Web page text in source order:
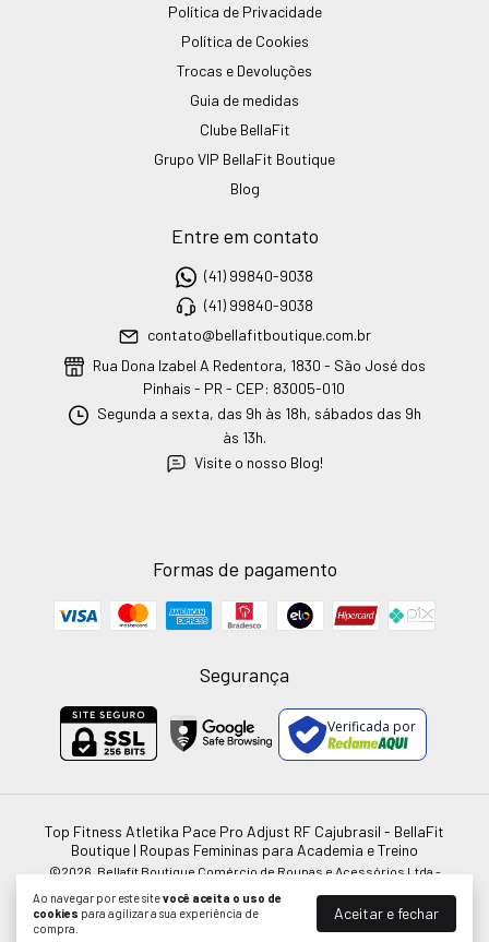
Ao navegar por este sitevocê aceita o uso de
cookies para agilizar a sua experiência de
compra.
Aceitar e fechar
Política de Privacidade
Política de Cookies
Trocas e Devoluções
Guia de medidas
Clube BellaFit
Grupo VIP BellaFit Boutique
Blog
Entre em contato
(41) 99840-9038
(41) 99840-9038
contato@bellafitboutique.com.br
Rua Dona Izabel A Redentora, 1830 - São José dos
Pinhais - PR - CEP: 83005-010
Segunda a sexta, das 9h às 18h, sábados das 9h
às 13h.
Visite o nosso Blog!
Formas de pagamento
Segurança
Verificada por
Top Fitness Atletika Pace Pro Adjust RF Cajubrasil - BellaFit
Boutique | Roupas Femininas para Academia e Treino
©2026. Bellafit Boutique Comércio de Roupas e Acessórios Ltda -